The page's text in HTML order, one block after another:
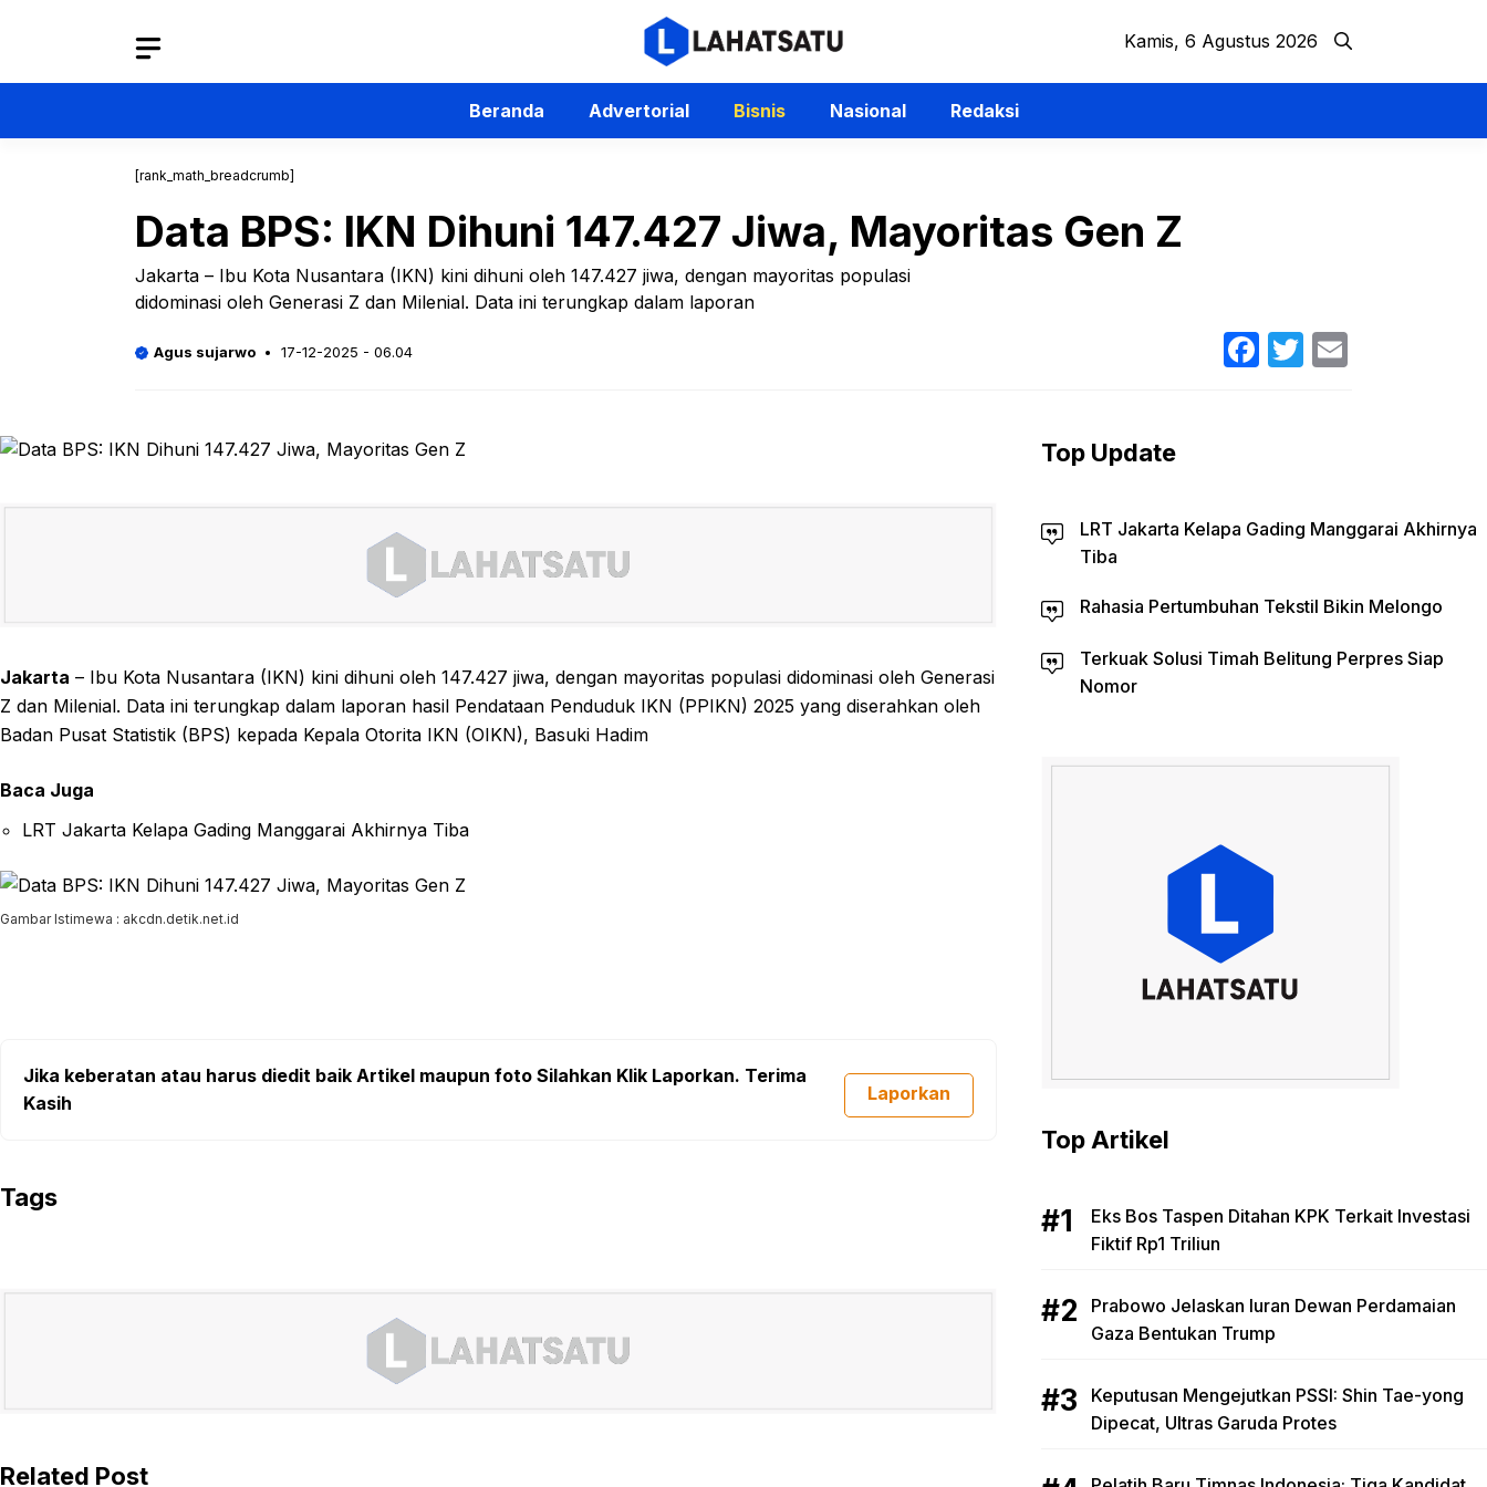
Kamis, 6 Agustus 2026
Beranda Advertorial Bisnis Nasional Redaksi
[rank_math_breadcrumb]
Data BPS: IKN Dihuni 147.427 Jiwa, Mayoritas Gen Z
Jakarta – Ibu Kota Nusantara (IKN) kini dihuni oleh 147.427 jiwa, dengan mayoritas populasi
didominasi oleh Generasi Z dan Milenial. Data ini terungkap dalam laporan
Agus sujarwo 17-12-2025 - 06.04 Facebook
Twitter
Jakarta – Ibu Kota Nusantara (IKN) kini dihuni oleh 147.427 jiwa, dengan mayoritas populasi didominasi oleh Generasi
Z dan Milenial. Data ini terungkap dalam laporan hasil Pendataan Penduduk IKN (PPIKN) 2025 yang diserahkan oleh
Badan Pusat Statistik (BPS) kepada Kepala Otorita IKN (OIKN), Basuki Hadim
Baca Juga
LRT Jakarta Kelapa Gading Manggarai Akhirnya Tiba
Gambar Istimewa : akcdn.detik.net.id
Jika keberatan atau harus diedit baik Artikel maupun foto Silahkan Klik Laporkan. Terima
Kasih
Laporkan
Tags
Related Post
Top Update
LRT Jakarta Kelapa Gading Manggarai Akhirnya
Tiba
Rahasia Pertumbuhan Tekstil Bikin Melongo
Terkuak Solusi Timah Belitung Perpres Siap
Nomor
Top Artikel
Eks Bos Taspen Ditahan KPK Terkait Investasi
Fiktif Rp1 Triliun
Prabowo Jelaskan Iuran Dewan Perdamaian
Gaza Bentukan Trump
Keputusan Mengejutkan PSSI: Shin Tae-yong
Dipecat, Ultras Garuda Protes